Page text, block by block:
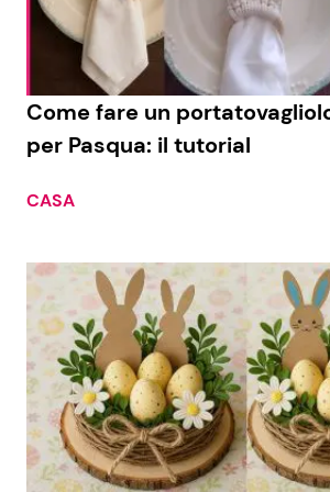
Come fare un
per Pasqua: il tutorial
CASA